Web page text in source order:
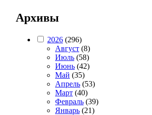
Архивы
2026 (296)
Август (8)
Июль (58)
Июнь (42)
Май (35)
Апрель (53)
Март (40)
Февраль (39)
Январь (21)